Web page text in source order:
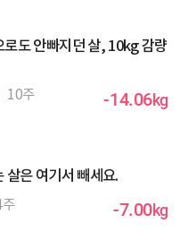
도 안빠지던 살, 10kg 감량
10주 -14.06kg
은 여기서 빼세요.
주 -7.00kg